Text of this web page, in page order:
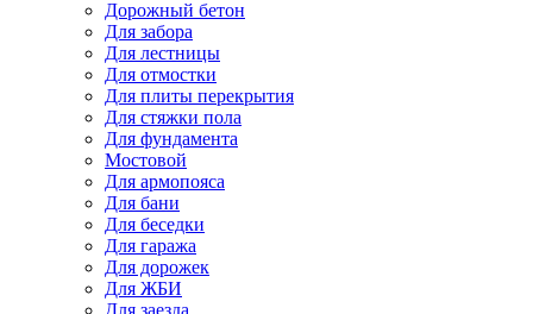
Дорожный бетон
Для забора
Для лестницы
Для отмостки
Для плиты перекрытия
Для стяжки пола
Для фундамента
Мостовой
Для армопояса
Для бани
Для беседки
Для гаража
Для дорожек
Для ЖБИ
Для заезда